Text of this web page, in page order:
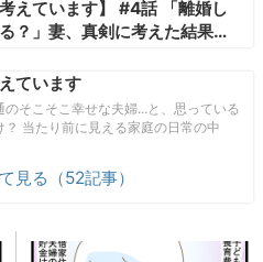
考えています】 #4話 「離婚し
？」妻、真剣に考えた結果…
ています
のそこそこ幸せな夫婦...と、思っている
？ 当たり前に見える家庭の日常の中
見る（52記事）